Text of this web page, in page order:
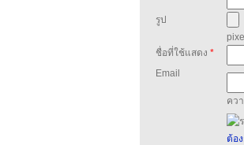
รูป
pixel
ชื่อที่ใช้แสดง *
Email
คว
ต้อ